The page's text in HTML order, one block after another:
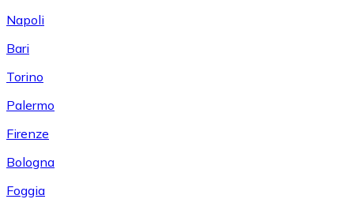
Napoli
Bari
Torino
Palermo
Firenze
Bologna
Foggia